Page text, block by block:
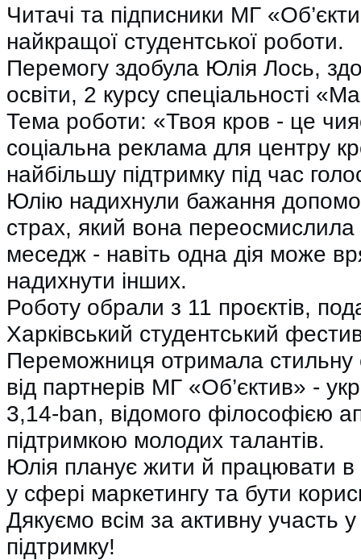
Читачі та підписники МГ
найкращої студентської роботи.
Перемогу здобула Юлія Лось,
освіти, 2 курсу спеціальності
Тема роботи: «Твоя кров - це
соціальна реклама для центру
найбільшу підтримку під час
Юлію надихнули бажання
страх, який вона переосмислила
меседж - навіть одна дія може
надихнути інших.
Роботу обрали з 11 проєктів,
Харківський студентський
Переможниця отримала стильну
від партнерів МГ «Об’єктив» -
3,14-ban, відомого філософією
підтримкою молодих талантів.
Юлія планує жити й працювати в
у сфері маркетингу та бути
Дякуємо всім за активну участь у
підтримку!